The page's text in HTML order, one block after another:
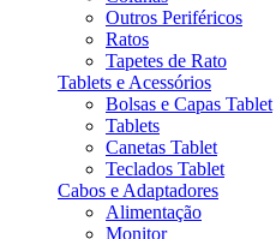
Outros Periféricos
Ratos
Tapetes de Rato
Tablets e Acessórios
Bolsas e Capas Tablet
Tablets
Canetas Tablet
Teclados Tablet
Cabos e Adaptadores
Alimentação
Monitor